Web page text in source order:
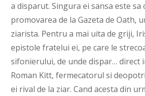
a disparut. Singura ei sansa este sa
promovarea de la Gazeta de Oath,
ziarista. Pentru a mai uita de griji,
epistole fratelui ei, pe care le
sifonierului, de unde dispar… direct
Roman Kitt, fermecatorul si
ei rival de la ziar. Cand acesta din